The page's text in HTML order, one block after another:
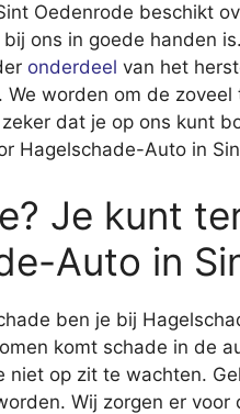
Oedenrode beschikt
ons in goede handen
onderdeel van het
worden om de
dat je op ons kunt
Hagelschade-Auto in
Je kunt
Auto in
ben je bij
komt schade in de
niet op zit te wachten.
Wij zorgen er